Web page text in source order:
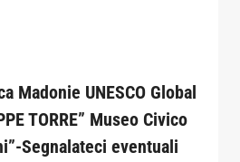
Madonie UNESCO Global
TORRE” Museo Civico
Segnalateci eventuali